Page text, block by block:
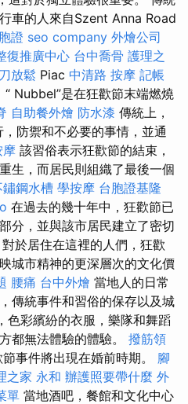
車的人來自Szent Anna Road
證 seo company 外燴公司
復推廣中心 台中喬骨 護理之
放鬆 Piac 中清路 按摩 記帳
Nubbel”是在狂歡節末端燃燒
自助餐外燴 防水漆 傳統上，
防禦和不必要的事情，並通
摩 該習俗表示狂歡節的結束，
生，而居民則組織了最後一個
鏽鋼水槽 學按摩 台胞證基隆
在過去的幾十年中，狂歡節已
分，並與該市居民建立了密切
對於居住在這裡的人們，狂歡
城市精神的更深層次的文化價
腰痛 台中外燴 當地人的日常
傳統事件和習俗的保存以及城
色彩繽紛的衣服，樂隊和舞蹈
都無法體驗的體驗。 撥筋領
事件將出現在婚前時期。 腳
之家 永和 辦護照要帶什麼 外
單 當地酒吧，餐館和文化中心